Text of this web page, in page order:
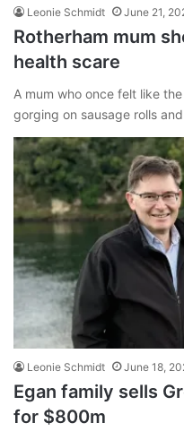
Leonie Schmidt June 21,
Rotherham mum
health scare
A mum who once felt like
gorging on sausage rolls
Leonie Schmidt June 18,
Egan family sells
for $800m